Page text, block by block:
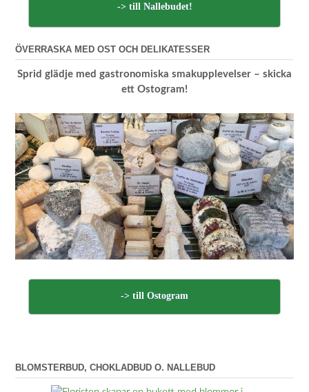
-> till Nallebudet!
ÖVERRASKA MED OST OCH DELIKATESSER
Sprid glädje med gastronomiska smakupplevelser – skicka
ett Ostogram!
-> till Ostogram
BLOMSTERBUD, CHOKLADBUD O. NALLEBUD